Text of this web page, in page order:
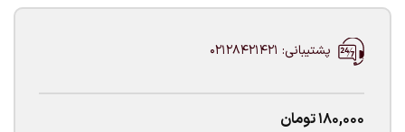
پشتیبانی: 02128421421
180,000تومان